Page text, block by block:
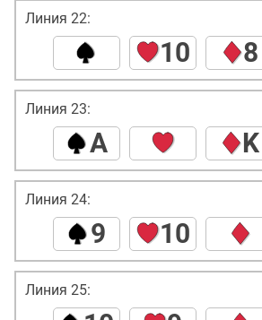
Линия 22:
10 8
Линия 23:
A K
Линия 24:
9 10
Линия 25: